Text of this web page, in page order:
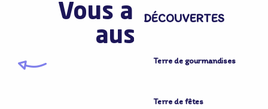
DÉCOUVERTES
Terre de gourmandises
Terre de fêtes
Vous aimerez
aussi...